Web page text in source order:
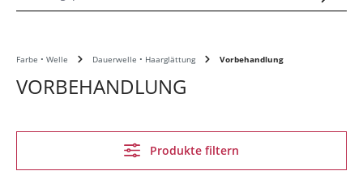
Farbe • Welle Dauerwelle • Haarglättung Vorbehandlung
VORBEHANDLUNG
Produkte filtern